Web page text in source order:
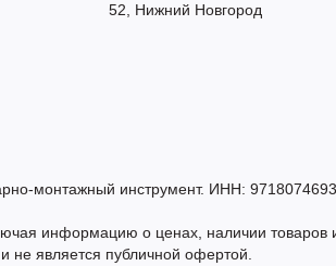
52, Нижний Новгород
монтажный инструмент. ИНН:
информацию о ценах, наличии товаров
не является публичной офертой.